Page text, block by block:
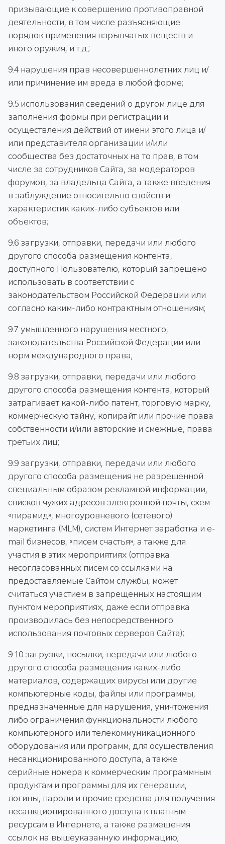
призывающие к совершению противоправной
деятельности, в том числе разъясняющие
порядок применения взрывчатых веществ и
иного оружия, и т.д.;
9.4 нарушения прав несовершеннолетних лиц и/
или причинение им вреда в любой форме;
9.5 использования сведений о другом лице для
заполнения формы при регистрации и
осуществления действий от имени этого лица и/
или представителя организации и/или
сообщества без достаточных на то прав, в том
числе за сотрудников Сайта, за модераторов
форумов, за владельца Сайта, а также введения
в заблуждение относительно свойств и
характеристик каких-либо субъектов или
объектов;
9.6 загрузки, отправки, передачи или любого
другого способа размещения контента,
доступного Пользователю, который запрещено
использовать в соответствии с
законодательством Российской Федерации или
согласно каким-либо контрактным отношениям;
9.7 умышленного нарушения местного,
законодательства Российской Федерации или
норм международного права;
9.8 загрузки, отправки, передачи или любого
другого способа размещения контента, который
затрагивает какой-либо патент, торговую марку,
коммерческую тайну, копирайт или прочие права
собственности и/или авторские и смежные, права
третьих лиц;
9.9 загрузки, отправки, передачи или любого
другого способа размещения не разрешенной
специальным образом рекламной информации,
списков чужих адресов электронной почты, схем
«пирамид», многоуровневого (сетевого)
маркетинга (MLM), систем Интернет заработка и e-
mail бизнесов, «писем счастья», а также для
участия в этих мероприятиях (отправка
несогласованных писем со ссылками на
предоставляемые Сайтом службы, может
считаться участием в запрещенных настоящим
пунктом мероприятиях, даже если отправка
производилась без непосредственного
использования почтовых серверов Сайта);
9.10 загрузки, посылки, передачи или любого
другого способа размещения каких-либо
материалов, содержащих вирусы или другие
компьютерные коды, файлы или программы,
предназначенные для нарушения, уничтожения
либо ограничения функциональности любого
компьютерного или телекоммуникационного
оборудования или программ, для осуществления
несанкционированного доступа, а также
серийные номера к коммерческим программным
продуктам и программы для их генерации,
логины, пароли и прочие средства для получения
несанкционированного доступа к платным
ресурсам в Интернете, а также размещения
ссылок на вышеуказанную информацию;